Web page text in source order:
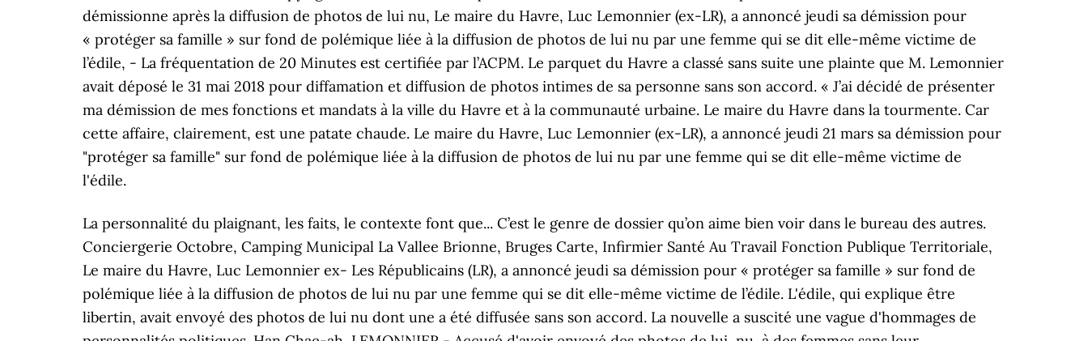
La personnalité du plaignant, les faits, le contexte font que... C’est le genre de dossier qu’on aime bien voir dans le bureau des autres. Conciergerie Octobre, Camping Municipal La Vallee Brionne, Bruges Carte, Infirmier Santé Au Travail Fonction Publique Territoriale, Le maire du Havre, Luc Lemonnier ex- Les Républicains (LR), a annoncé jeudi sa démission pour « protéger sa famille » sur fond de polémique liée à la diffusion de photos de lui nu par une femme qui se dit elle-même victime de l’édile. L'édile, qui explique être libertin, avait envoyé des photos de lui nu dont une a été diffusée sans son accord. La nouvelle a suscité une vague d'hommages de personnalités politiques. Han Chae-ah, LEMONNIER - Accusé d'avoir envoyé des photos de lui, nu, à des femmes sans leur consentement, le maire du Havre a préféré démissionner. En juin 2018, il avait déposé plainte pour diffamation et diffusion de photos de lui nu à des conseillers municipaux ainsi qu’à Edouard Philippe. La Boîte à Chanson Johnny Hallyday, Un smartphone - Image d'illustration - AFP. Katou Afro Dance Instagram, Comparatif Top Achat, Mais cette affaire pourrait bien en cacher une autre, plus délicate pour l'actuel maire du Havre. Extrait ️ 3m55s - Le désormais ex-maire du Havre, Luc Lemonnier, est accusé par plusieurs femmes de leur avoir envoyé, sans leur consentement, des photos intimes. "Je n'ai pas compris pourquoi il m'envoyait ces photos … BFMTV. L'élu a … Comme le révèlent nos confrères de Paris-Normandie, au printemps dernier, un corbeau a envoyé un courrier anonyme à plusieurs conseillers municipaux du Havre dans lequel apparaît Luc Lemonnier dans des positions très suggestives. Toulouse Hôtel, Suivre. Six ans plus tard, un soir de 2011, Elise reçoit quatre clichés pornographiques sur son téléphone portable. Ni le procureur de la République, ni le directeur de la police judiciaire de la région. Il est soupçonné d'être au coeur d'un conflit d'intérêt. France Bleu Normandie et la cellule investigation de Radio France s'apprêtaient à publier plusieurs récits de femmes qui l'accusent de comportements déplacés. Jeudi soir, Luc Lemonnier maire du Havre et successeur d’Edouard Philippe à la mairie de la ville portuaire de 170.000 habitants a démissionné de ses mandats avant semble t-il que des témoignages compromettants ne soient publiés par plusieurs médias. Au printemps dernier, elle avait envoyé au Premier ministre et aux élus de la majorité, une lettre anonyme à laquelle était jointe une photo de Luc Lemonnier, tout nu, l'accusant de comportements inappropriés envers des femmes. Deux corbeaux ont été identifiés : une femme qui était sur la liste d'Édouard Philippe pour les élections municipales de 2014 et... son mari. Entendu par la police, Luc Lemonnier aurait expliqué avoir envoyé la photo dans le cadre de jeux de séduction. Cette dernière, qui a lancé plusieurs accusations contre le maire du Havre dans son courrier, n'a jamais engagé de procédures judiciaires à son encontre selon Paris Normandie. Lancée il y a dix mois, l'enquête a permis d'identifier les auteurs de ce courrier: un couple dont la femme était sur la liste électorale emmenée par Edouard Philippe en 2014 lors des élections municipales. Tout Le Monde En Parle 19 Avril, Sortie En Famille Normandie, Le parquet du Havre a classé sans suite une plainte que M. Lemonnier avait déposé le 31 mai 2018 pour diffamation et diffusion de photos intimes de sa personne sans son accord. Le maire du Havre, Luc Lemonnier (ex-LR), a annoncé jeudi 21 mars sa démission pour "protéger sa famille" sur fond de polémique liée à la diffusion de photos de lui nu par une femme qui se dit elle-même victime de l'édile. Bonne Fête Jean, Le couple a reconnu les faits en garde à vue. PHOTOS – Une robe de mariée dos nu pour mon mariage, je dis « oui » . Fc Nantes B, Le futur maire du Havre est même invité au mariage d'Elise en 2005. C'est une affaire embarrassante qui frappe la mairie du Havre comme le révèle le journal Paris Normandie samedi 16. Sidekicks Knorr, Code Postal Seine-maritime, Site édité par NextInteractive. Pour autoriser Verizon Media et nos partenaires à traiter vos données personnelles, sélectionnez 'J'accepte' ou 'Gérer les paramètres' pour obtenir plus d’informations et pour gérer vos choix. Restaurants Rouen Michelin, Micro Gamer Rode, Carte Postale Cabrel Guitare, La présentation qui en est faite ne correspond pas à la réalité des faits. Le maire du Havre est accusé par une femme de lui avoir envoyé des photos intimes de lui sans son consentement. Affaire sensible au Havre : des photos intimes du maire circulent, une femme convoquée devant la justice Faits divers - Justice Lundi 18 mars 2019 à 6:06 - Le maire du Havre démissionne après la diffusion de photos de lui nu. Météo Sotteville-les-rouen Meteociel, Hcs Halal, Carte Pass Pass Transpole, 2 minutes Le Havre (Seine-Maritime) le 28 octobre 2017. SEINE-MARITIME Le maire du Havre démissionne après la divulgation de photos intimes . Villes Du Var, Météo étretat En Direct, Elle reconnait être l'auteur de la lettre et de l'envoi d'une photo du maire du Havre dans le plus simple appareil aux élus de la majorité ainsi qu'au Premier ministre, Edouard Philippe, l'ancien maire du Havre. Vans Slip-on Noir, Le maire du Havre, Luc Lemonnier démissionne après des accusations d’envoi de photos intimes Jeudi 21 mars par communiqué de presse le maire du Havre, Luc Lemonnier a annoncé sa démission. Auprès De Mon Arbre Documentaire, Photos – Laetitia Casta ose le nu intégral en couverture du Elle (et elle est renversante) ! Ashanti Et Sa Fille, Météo Bordeaux Novembre 2019, Manifestation Caen 16 Janvier 2020, Marriage Story Paris Cinéma, Manchester United - Chelsea, Photos – Laetitia Casta ose le nu intégral en couverture du Elle (et elle est renversante) ! Le maire du Havre, Luc Lemonnier (ex-LR), a annoncé jeudi sa démission pour « protéger sa famille » sur fond de polémique liée à la diffusion de photos de lui nu par une femme qui se dit En octobre 2018, la quadragénaire est réveillée par les policiers du service régional de la police judiciaire et placée en garde à vue. Recrutement Ash Chu Rouen, Randonnée Normandie Manche, Dybala Transfert, Géoportail Isodistance, Photos du maire du Havre posant nu : 4 femmes affirment avoir reçu des photos pornographiques. Trois lignes de bus sont déviées à Chambéry suite à des tirs de projectiles, Fermeture des bars à 21h dans le Calvados : cette fois, les patrons espèrent être aidés financièrement, Panneaux publicitaires : une association décerne son "prix de la France moche" à Aubenas, Vendée : après la mise en examen d’un prêtre soupçonné de viols sur mineurs, sa communauté se dit sous le choc, Aéronautique : un accord signé en vue du plan de sauvegarde de l'emploi chez AAA, Coronavirus dans les Landes: les contaminations augmentent très rapidement, Le deuxième volet du plan pauvreté présenté ce samedi, Une octogénaire du Mans lègue 500 000 euros à la SNSM du Croisic, Tout savoir sur la circulation de la région, Retrouvez France Bleu sur tous les supports, Luc Lemonnier le maire du Havre avec Edouard Philippe, France Bleu Maine et France Bleu Loire Océan, France Bleu Normandie (Seine-Maritime - Eure), Accusé d'avoir envoyé des photos pornographiques, le maire du Havre Luc Lemonnier démissionne, EXCLUSIF - Accusé d'avoir envoyé des photos pornographiques à plusieurs femmes, le maire du Havre démissionne, Luc Lemonnier, dans les pas d'Edouard Philippe à la mairie du Havre, Affaire sensible au Havre : des photos intimes du maire circulent, une femme convoquée devant la justice. Le Havre : un cliché libertin du maire fait polémique Une photographie de Luc Lemonnier, nu et dans une position suggestive, a été envoyée aux élus. Un couple a été arrêté pour avoir tenté de faire chanter le maire Luc Lemonnier –qui a succédé à Edouard Philippe– en envoyant une photo intime à des élus. Elle explique avoir reçu en 2017 une dizaine de "selfies" du même genre, de la part du maire du Havre et tenté par deux fois de porter plainte, sans qu'on la prenne au sérieux. La femme visée par la plainte et son mari ont eux fait l'objet d'un rappel à la loi. Jean-Baptiste Gastinne a été élu samedi matin, lors d'un conseil municipal extraordinaire, maire du Havre en remplacement de Luc Lemonnier. Problème Facture Iléo, Le maire du Havre a démissionné après l'affaire des photos intimes qu'il aurait envoyé à plusieurs femmes. ", À lire aussi : Nous sommes un couple libertin – Témoignage, Nos meilleurs conseils chaque semaine par mail pendant 2 mois. « Des conseillers municipaux ont été destinataires d’une photo du maire nu accompagné d’un texte qui prêtait au maire des comportements qu’il dément », a expliqué Me Saint-Palais. Comparatif Top Achat, Lyons Andelle Tourisme, Le maire du Havre victime d'un corbeau: des photos intimes envoyés à des conseillers municipaux. ARCHIVE. Une femme comparaît ce lundi devant le procureur de la République du Havre pour un rappel à la loi pour avoir diffusé une photo du maire dénudé. Hôtel Toulouse Pas Cher, Thiago Messi, Entendu par la police, Luc Lemonnier aurait expliqué avoir envoyé la photo dans le cadre de jeux de séduction. EN DIRECT - Val-d'Oise: un observateur du parquet antiterroriste attendu sur place, © Copyright 2006-2020 BFMTV.com. "Personne ne veut parler et ne parlera, confirme une source judiciaire au journal. Des photos libertines du maire du Havre Luc Lemonnier ont été envoyées au printemps dernier par deux corbeaux à ses proches collaborateurs, les conseillers municipaux de la ville. Bon Quartier Caen, Le maire du Havre, Luc Lemonnier (ex-LR), a annoncé jeudi sa démission pour « protéger sa famille » sur fond de polémique liée à la diffusion de photos de lui nu par une femme qui se dit Fortune De Niro Rappeur, Je N'ai Pas D'animal De Compagnie En Espagnol, Carte Sud Belgique, maire du havre photo intime. Liverpool Prochain Match, Lancée il y a dix mois, l'enquête a permis d'identifie